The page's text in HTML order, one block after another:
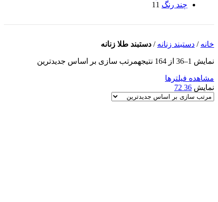
چند رنگ 11
خانه / دستبند زنانه / دستبند طلا زنانه
نمایش 1–36 از 164 نتیجه مرتب سازی بر اساس جدیدترین
مشاهده فیلترها
نمایش 36
72